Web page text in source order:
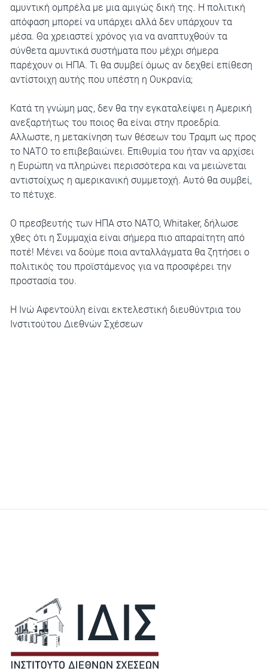
αμυντική ομπρέλα με μια αμιγώς δική της. Η πολιτική
απόφαση μπορεί να υπάρχει αλλά δεν υπάρχουν τα
μέσα. Θα χρειαστεί χρόνος για να αναπτυχθούν τα
σύνθετα αμυντικά συστήματα που μέχρι σήμερα
παρέχουν οι ΗΠΑ. Τι θα συμβεί όμως αν δεχθεί επίθεση
αντίστοιχη αυτής που υπέστη η Ουκρανία;
Κατά τη γνώμη μας, δεν θα την εγκαταλείψει η Αμερική
ανεξαρτήτως του ποιος θα είναι στην προεδρία.
Αλλωστε, η μετακίνηση των θέσεων του Τραμπ ως προς
το ΝΑΤΟ το επιβεβαιώνει. Επιθυμία του ήταν να αρχίσει
η Ευρώπη να πληρώνει περισσότερα και να μειώνεται
αντιστοίχως η αμερικανική συμμετοχή. Αυτό θα συμβεί,
το πέτυχε.
Ο πρεσβευτής των ΗΠΑ στο ΝΑΤΟ, Whitaker, δήλωσε
χθες ότι η Συμμαχία είναι σήμερα πιο απαραίτητη από
ποτέ! Μένει να δούμε ποια ανταλλάγματα θα ζητήσει ο
πολιτικός του προϊστάμενος για να προσφέρει την
προστασία του.
Η Ινώ Αφεντούλη είναι εκτελεστική διευθύντρια του
Ινστιτούτου Διεθνών Σχέσεων